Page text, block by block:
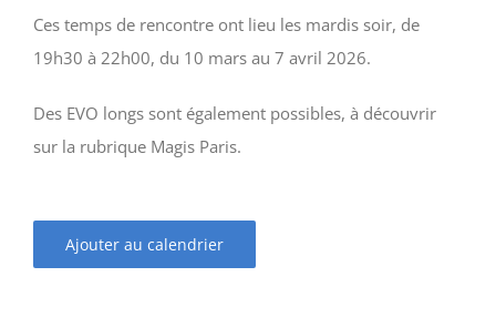
Ces temps de rencontre ont lieu les mardis soir, de
19h30 à 22h00, du 10 mars au 7 avril 2026.
Des EVO longs sont également possibles, à découvrir
sur la rubrique Magis Paris.
Ajouter au calendrier